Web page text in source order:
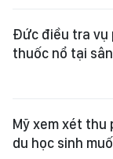
Đức điều tra vụ
thuốc nổ tại
Mỹ xem xét thu
du học sinh